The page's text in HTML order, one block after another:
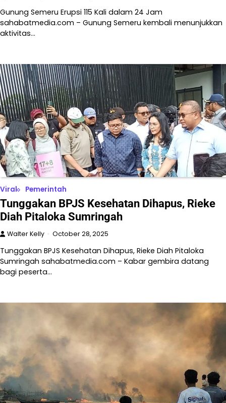
Gunung Semeru Erupsi 115 Kali dalam 24 Jam
sahabatmedia.com – Gunung Semeru kembali menunjukkan
aktivitas…
Viral Pemerintah
Tunggakan BPJS Kesehatan Dihapus, Rieke
Diah Pitaloka Sumringah
Walter Kelly October 28, 2025
Tunggakan BPJS Kesehatan Dihapus, Rieke Diah Pitaloka
Sumringah sahabatmedia.com – Kabar gembira datang
bagi peserta…